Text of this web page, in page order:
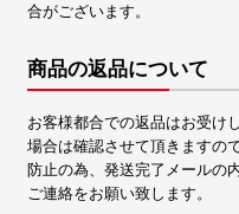
合がございます。
商品の返品について
お客様都合での返品はお受け
場合は確認させて頂きますの
防止の為、発送完了メールの
ご連絡をお願い致します。